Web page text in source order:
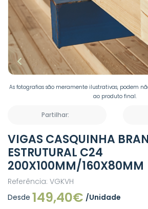
As fotografias são meramente ilustrativas, podem
ao produto final.
Partilhar:
VIGAS CASQUINHA
ESTRUTURAL C24
200X100MM/160X80MM
Referência: VGKVH
Desde 149,40€ /Unidade